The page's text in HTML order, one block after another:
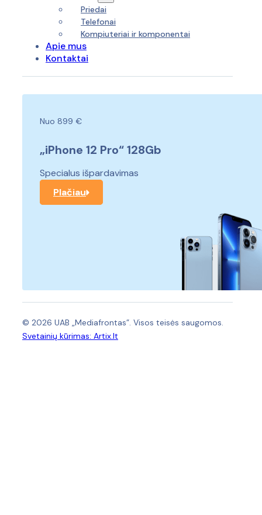
Priedai
Telefonai
Kompiuteriai ir komponentai
Apie mus
Kontaktai
Nuo 899 €
„iPhone 12 Pro“ 128Gb
Specialus išpardavimas
Plačiau
© 2026 UAB „Mediafrontas”. Visos teisės saugomos.
Svetainių kūrimas: Artix.lt